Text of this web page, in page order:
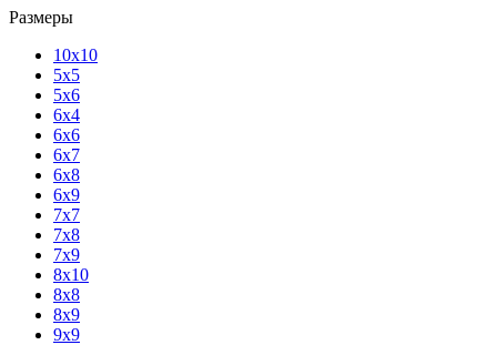
Размеры
10x10
5x5
5x6
6x4
6x6
6x7
6x8
6x9
7x7
7x8
7x9
8x10
8x8
8x9
9x9